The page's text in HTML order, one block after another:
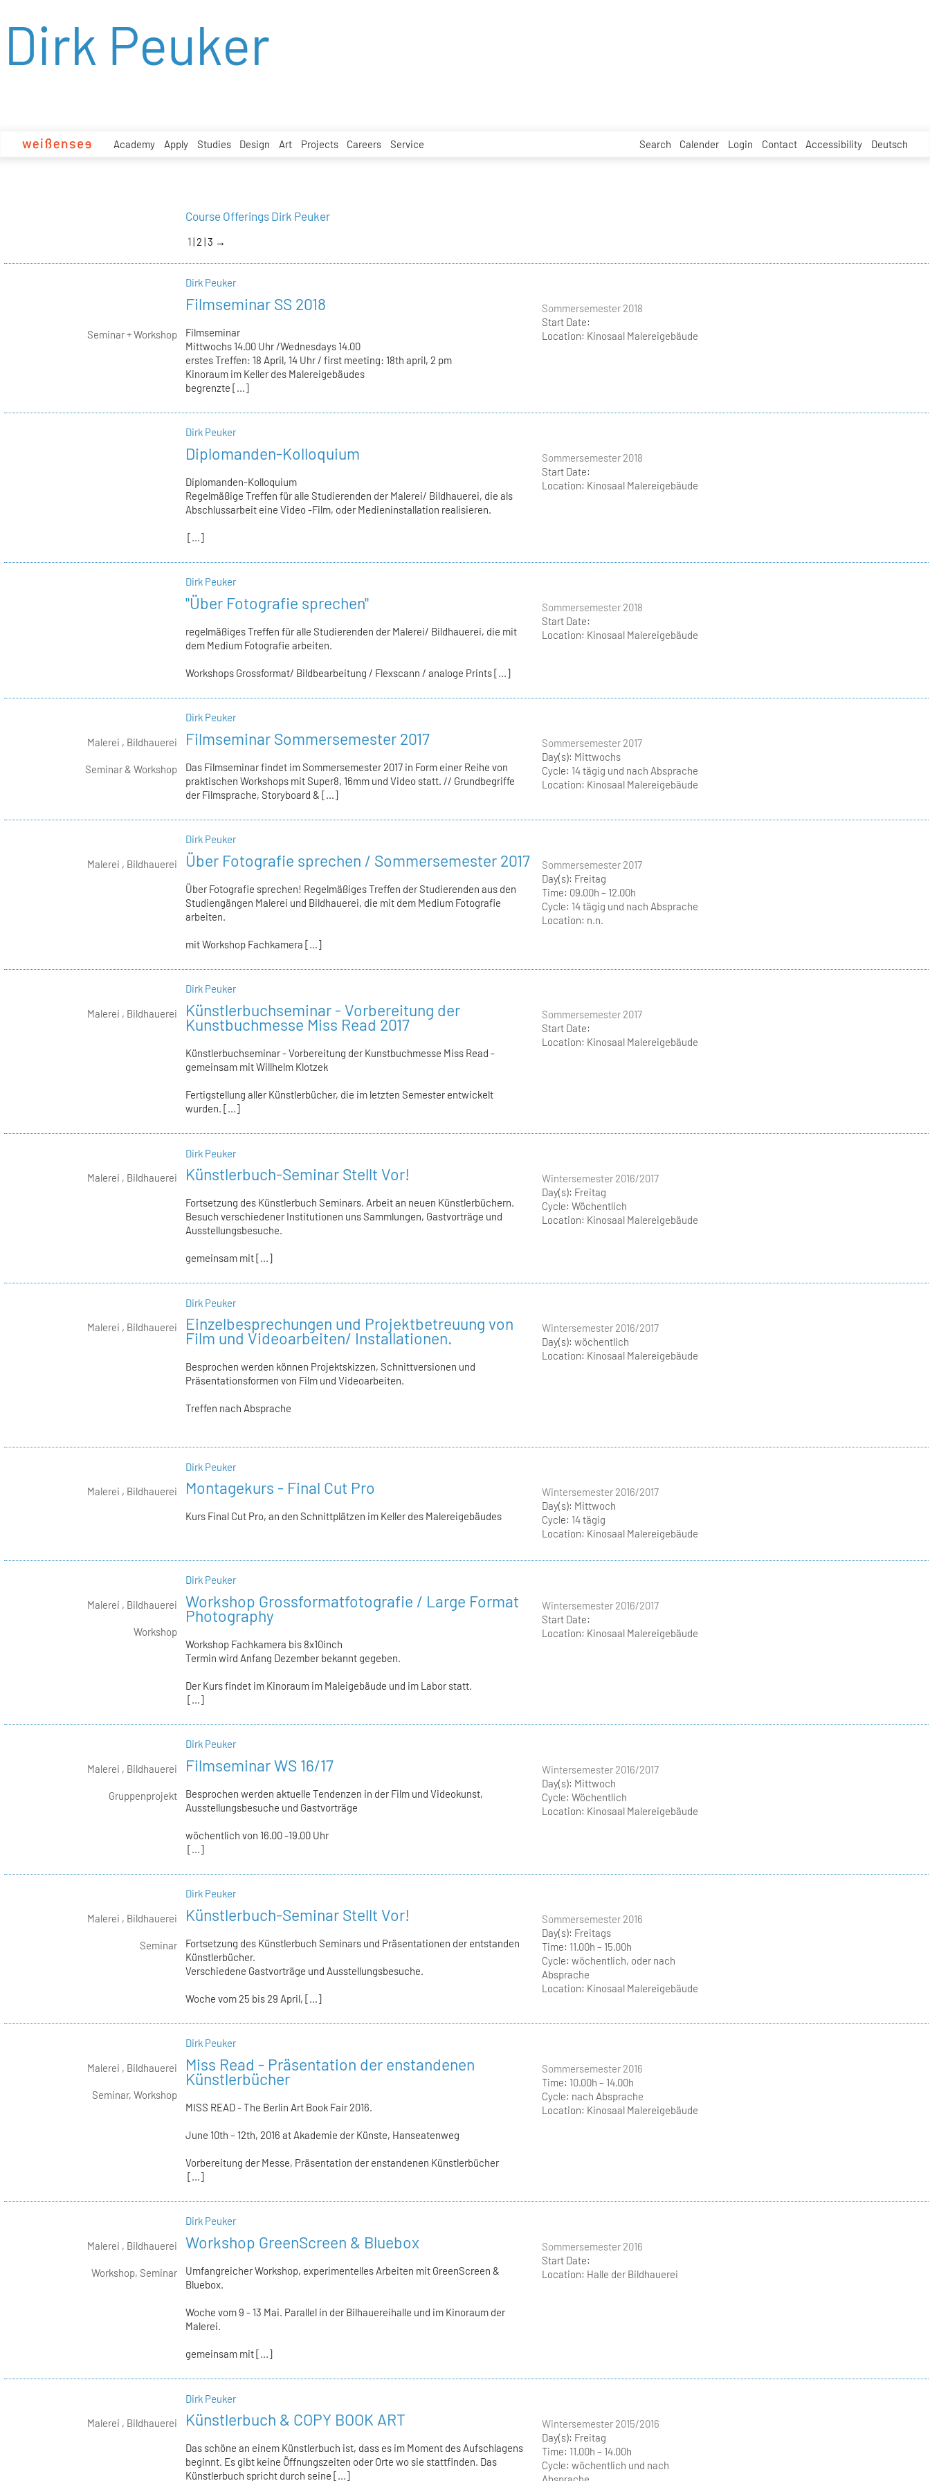
Academy Apply Studies Design Art Projects Careers Service Search Calender Login Contact Accessibility Deutsch
Dirk Peuker
Course Offerings Dirk Peuker
1 2 3 →
Seminar + Workshop
Dirk Peuker
Filmseminar SS 2018
Filmseminar
Mittwochs 14.00 Uhr /Wednesdays 14.00
erstes Treffen: 18 April, 14 Uhr / first meeting: 18th april, 2 pm
Kinoraum im Keller des Malereigebäudes
begrenzte [...]
Sommersemester 2018
Start Date:
Location: Kinosaal Malereigebäude
Dirk Peuker
Diplomanden-Kolloquium
Diplomanden-Kolloquium
Regelmäßige Treffen für alle Studierenden der Malerei/ Bildhauerei, die als
Abschlussarbeit eine Video -Film, oder Medieninstallation realisieren.
[...]
Sommersemester 2018
Start Date:
Location: Kinosaal Malereigebäude
Dirk Peuker
"Über Fotografie sprechen"
regelmäßiges Treffen für alle Studierenden der Malerei/ Bildhauerei, die mit
dem Medium Fotografie arbeiten.
Workshops Grossformat/ Bildbearbeitung / Flexscann / analoge Prints [...]
Sommersemester 2018
Start Date:
Location: Kinosaal Malereigebäude
Malerei , Bildhauerei
Seminar & Workshop
Dirk Peuker
Filmseminar Sommersemester 2017
Das Filmseminar findet im Sommersemester 2017 in Form einer Reihe von
praktischen Workshops mit Super8, 16mm und Video statt. // Grundbegriffe
der Filmsprache, Storyboard & [...]
Sommersemester 2017
Day(s): Mittwochs
Cycle: 14 tägig und nach Absprache
Location: Kinosaal Malereigebäude
Malerei , Bildhauerei
Dirk Peuker
Über Fotografie sprechen / Sommersemester 2017
Über Fotografie sprechen! Regelmäßiges Treffen der Studierenden aus den
Studiengängen Malerei und Bildhauerei, die mit dem Medium Fotografie
arbeiten.
mit Workshop Fachkamera [...]
Sommersemester 2017
Day(s): Freitag
Time: 09.00h – 12.00h
Cycle: 14 tägig und nach Absprache
Location: n.n.
Malerei , Bildhauerei
Dirk Peuker
Künstlerbuchseminar - Vorbereitung der
Kunstbuchmesse Miss Read 2017
Künstlerbuchseminar - Vorbereitung der Kunstbuchmesse Miss Read -
gemeinsam mit Willhelm Klotzek
Fertigstellung aller Künstlerbücher, die im letzten Semester entwickelt
wurden. [...]
Sommersemester 2017
Start Date:
Location: Kinosaal Malereigebäude
Malerei , Bildhauerei
Dirk Peuker
Künstlerbuch-Seminar Stellt Vor!
Fortsetzung des Künstlerbuch Seminars. Arbeit an neuen Künstlerbüchern.
Besuch verschiedener Institutionen uns Sammlungen, Gastvorträge und
Ausstellungsbesuche.
gemeinsam mit [...]
Wintersemester 2016/2017
Day(s): Freitag
Cycle: Wöchentlich
Location: Kinosaal Malereigebäude
Malerei , Bildhauerei
Dirk Peuker
Einzelbesprechungen und Projektbetreuung von
Film und Videoarbeiten/ Installationen.
Besprochen werden können Projektskizzen, Schnittversionen und
Präsentationsformen von Film und Videoarbeiten.
Treffen nach Absprache
Wintersemester 2016/2017
Day(s): wöchentlich
Location: Kinosaal Malereigebäude
Malerei , Bildhauerei
Dirk Peuker
Montagekurs - Final Cut Pro
Kurs Final Cut Pro, an den Schnittplätzen im Keller des Malereigebäudes
Wintersemester 2016/2017
Day(s): Mittwoch
Cycle: 14 tägig
Location: Kinosaal Malereigebäude
Malerei , Bildhauerei
Workshop
Dirk Peuker
Workshop Grossformatfotografie / Large Format
Photography
Workshop Fachkamera bis 8x10inch
Termin wird Anfang Dezember bekannt gegeben.
Der Kurs findet im Kinoraum im Maleigebäude und im Labor statt.
[...]
Wintersemester 2016/2017
Start Date:
Location: Kinosaal Malereigebäude
Malerei , Bildhauerei
Gruppenprojekt
Dirk Peuker
Filmseminar WS 16/17
Besprochen werden aktuelle Tendenzen in der Film und Videokunst,
Ausstellungsbesuche und Gastvorträge
wöchentlich von 16.00 -19.00 Uhr
[...]
Wintersemester 2016/2017
Day(s): Mittwoch
Cycle: Wöchentlich
Location: Kinosaal Malereigebäude
Malerei , Bildhauerei
Seminar
Dirk Peuker
Künstlerbuch-Seminar Stellt Vor!
Fortsetzung des Künstlerbuch Seminars und Präsentationen der entstanden
Künstlerbücher.
Verschiedene Gastvorträge und Ausstellungsbesuche.
Woche vom 25 bis 29 April, [...]
Sommersemester 2016
Day(s): Freitags
Time: 11.00h – 15.00h
Cycle: wöchentlich, oder nach
Absprache
Location: Kinosaal Malereigebäude
Malerei , Bildhauerei
Seminar, Workshop
Dirk Peuker
Miss Read - Präsentation der enstandenen
Künstlerbücher
MISS READ - The Berlin Art Book Fair 2016.
June 10th – 12th, 2016 at Akademie der Künste, Hanseatenweg
Vorbereitung der Messe, Präsentation der enstandenen Künstlerbücher
[...]
Sommersemester 2016
Time: 10.00h – 14.00h
Cycle: nach Absprache
Location: Kinosaal Malereigebäude
Malerei , Bildhauerei
Workshop, Seminar
Dirk Peuker
Workshop GreenScreen & Bluebox
Umfangreicher Workshop, experimentelles Arbeiten mit GreenScreen &
Bluebox.
Woche vom 9 - 13 Mai. Parallel in der Bilhauereihalle und im Kinoraum der
Malerei.
gemeinsam mit [...]
Sommersemester 2016
Start Date:
Location: Halle der Bildhauerei
Malerei , Bildhauerei
Dirk Peuker
Künstlerbuch & COPY BOOK ART
Das schöne an einem Künstlerbuch ist, dass es im Moment des Aufschlagens
beginnt. Es gibt keine Öffnungszeiten oder Orte wo sie stattfinden. Das
Künstlerbuch spricht durch seine [...]
Wintersemester 2015/2016
Day(s): Freitag
Time: 11.00h – 14.00h
Cycle: wöchentlich und nach